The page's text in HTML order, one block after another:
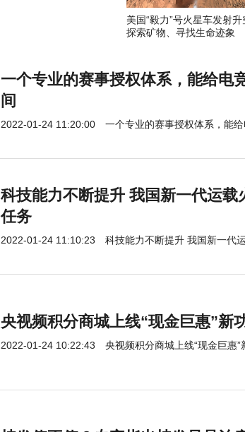
美国“毅力”号火星车发射升
探索矿物、寻找生命迹象
一个专业的赛事授权体系，能给电
间
2022-01-24 11:20:00 一个专业的赛事授权体系，能
科技能力不断提升 我国新一代运载
任务
2022-01-24 11:10:23 科技能力不断提升 我国新一代
央视频积分商城上线“现金巨惠”新
2022-01-24 10:22:43 央视频积分商城上线“现金巨惠